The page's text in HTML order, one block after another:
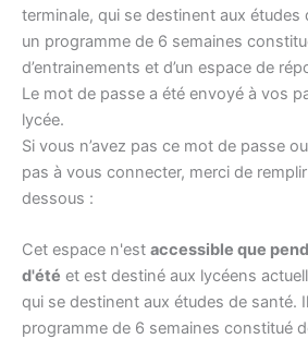
terminale, qui se destinent aux
un programme de 6 semaines
d’entrainements et d’un espace de
Le mot de passe a été envoyé à vos
lycée.
Si vous n’avez pas ce mot de passe
pas à vous connecter, merci de
dessous :
Cet espace n'est accessible que
d'été et est destiné aux lycéens
qui se destinent aux études de santé.
programme de 6 semaines constitué